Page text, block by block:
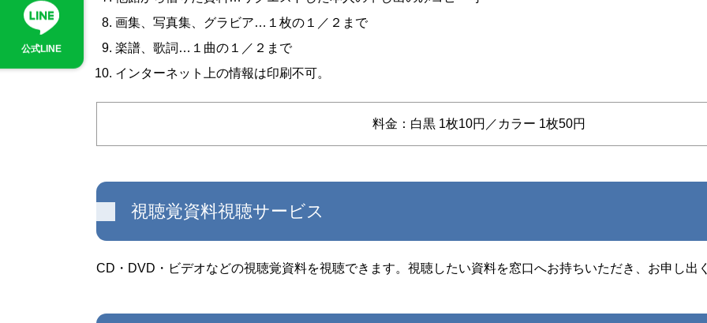
画集、写真集、グラビア…１枚の１／２まで
楽譜、歌詞…１曲の１／２まで
インターネット上の情報は印刷不可。
料金：白黒 1枚10円／カラー 1枚50円
視聴覚資料視聴サービス
CD・DVD・ビデオなどの視聴覚資料を視聴できます。視聴したい資料を窓口へお持ちいただき、お申し出
公式LINE